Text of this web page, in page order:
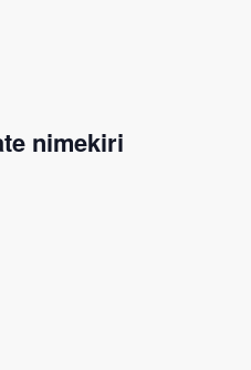
nimekiri